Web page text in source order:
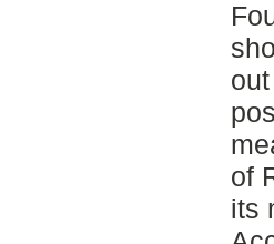
of
its